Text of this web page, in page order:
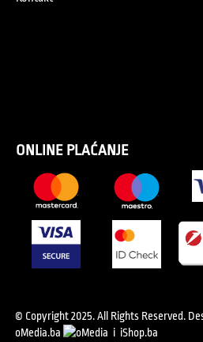
ONLINE PLAĆANJE
© Copyright 2025. All Rights Reserved.
oMedia.ba
i iShop.ba